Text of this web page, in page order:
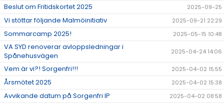
Beslut om Fritidskortet 2025 2025-09-25
Vi stöttar följande Malmöinitiativ 2025-09-21 22:29
Sommarcamp 2025! 2025-05-15 10:48
VA SYD renoverar avloppsledningar i
Spånehusvägen
2025-04-24 14:06
Vem är vi?! Sorgenfri!!! 2025-04-02 15:55
Årsmötet 2025 2025-04-02 15:38
Avvikande datum på Sorgenfri IP 2025-04-02 08:58